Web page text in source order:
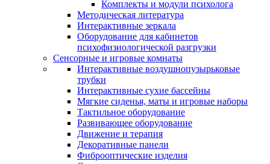
Комплекты и модули психолога
Методическая литература
Интерактивные зеркала
Оборудование для кабинетов
психофизиологической разгрузки
Сенсорные и игровые комнаты
Интерактивные воздушнопузырьковые
трубки
Интерактивные сухие бассейны
Мягкие сиденья, маты и игровые наборы
Тактильное оборудование
Развивающее оборудование
Движение и терапия
Декоративные панели
Фиброоптические изделия